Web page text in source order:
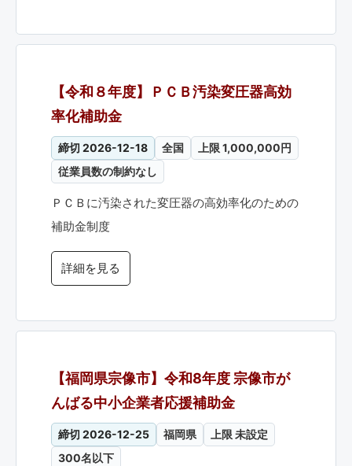
【令和８年度】ＰＣＢ汚染変圧器高効
率化補助金
締切 2026-12-18 全国
上限 1,000,000円
従業員数の制約なし
ＰＣＢに汚染された変圧器の高効率化のための
補助金制度
詳細を見る
【福岡県宗像市】令和8年度 宗像市が
んばる中小企業者応援補助金
締切 2026-12-25 福岡県
上限 未設定
300名以下